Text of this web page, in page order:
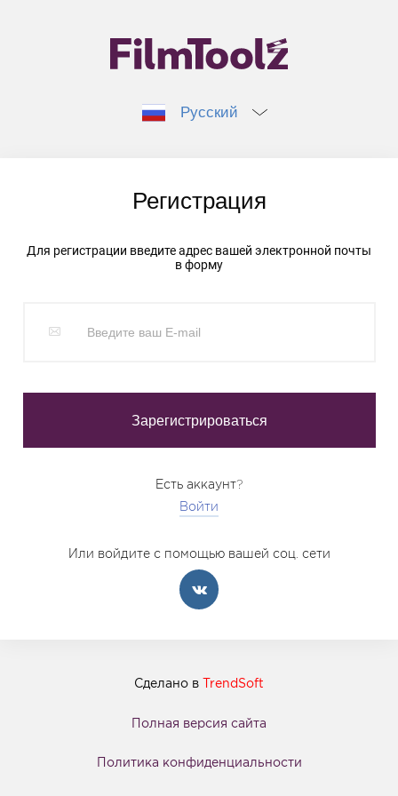
Русский
Регистрация
Для регистрации введите адрес вашей электронной почты
в форму
Есть аккаунт?
Войти
Или войдите с помощью вашей соц. сети
Сделано в TrendSoft
Полная версия сайта
Политика конфиденциальности